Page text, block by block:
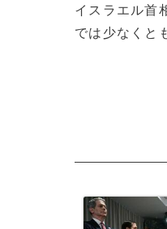
イスラエル首
では少なくと